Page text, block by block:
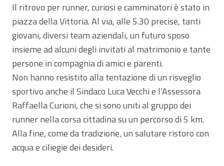
Il ritrovo per runner, curiosi e camminatori è stato in
piazza della Vittoria. Al via, alle 5.30 precise, tanti
giovani, diversi team aziendali, un futuro sposo
insieme ad alcuni degli invitati al matrimonio e tante
persone in compagnia di amici e parenti.
Non hanno resistito alla tentazione di un risveglio
sportivo anche il Sindaco Luca Vecchi e l’Assessora
Raffaella Curioni, che si sono uniti al gruppo dei
runner nella corsa cittadina su un percorso di 5 km.
Alla fine, come da tradizione, un salutare ristoro con
acqua e ciliegie dei desideri.